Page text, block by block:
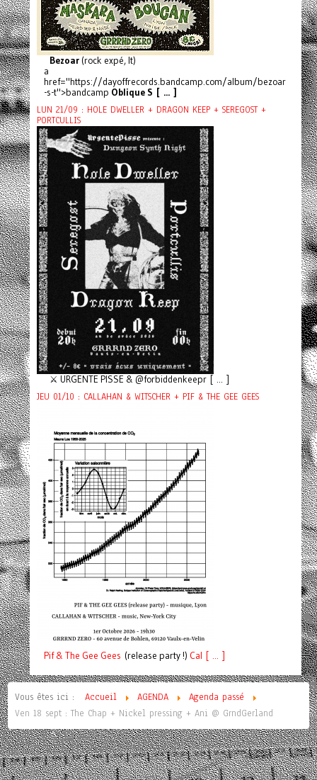
Bezoar(rock expé, It)
a
href="https://dayoffrecords.bandcamp.com/album/bezoar
-s-t">bandcamp Oblique S [ ... ]
LUN 21/09 : HOLE DWELLER + DRAGON KEEP + SEREGOST +
PORTCULLIS
⚔️ URGENTE PISSE & @forbiddenkeepr [ ... ]
JEU 01/10 : CALLAHAN & WITSCHER + PIF & THE GEE GEES
Pif& The Gee Gees (release party !) Cal [ ... ]
Vous êtes ici : Accueil AGENDA
Agenda passé
Ven 18 sept : The Chap + Nickel pressing + Ani @ GrndGerland